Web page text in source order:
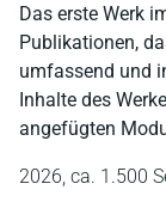
Das erste Werk
Publikationen,
umfassend und
Inhalte des
angefügten
2026, ca. 1.500